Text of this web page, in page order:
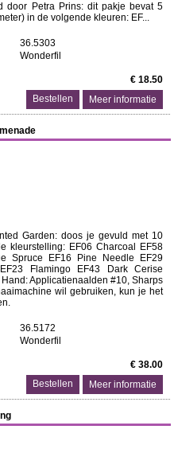
door Petra Prins: dit pakje bevat 5
in de volgende kleuren: EF...
36.5303
Wonderfil
€ 18.50
Meer informatie
Garden: doos je gevuld met 10
kleurstelling: EF06 Charcoal EF58
Spruce EF16 Pine Needle EF29
Flamingo EF43 Dark Cerise
Applicatienaalden #10, Sharps
wil gebruiken, kun je het
36.5172
Wonderfil
€ 38.00
Meer informatie